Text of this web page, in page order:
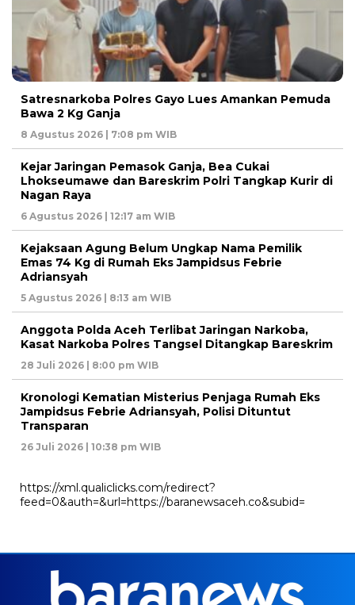
Satresnarkoba Polres Gayo Lues Amankan Pemuda
Bawa 2 Kg Ganja
8 Agustus 2026 | 7:08 pm WIB
Kejar Jaringan Pemasok Ganja, Bea Cukai
Lhokseumawe dan Bareskrim Polri Tangkap Kurir di
Nagan Raya
6 Agustus 2026 | 12:17 am WIB
Kejaksaan Agung Belum Ungkap Nama Pemilik
Emas 74 Kg di Rumah Eks Jampidsus Febrie
Adriansyah
5 Agustus 2026 | 8:13 am WIB
Anggota Polda Aceh Terlibat Jaringan Narkoba,
Kasat Narkoba Polres Tangsel Ditangkap Bareskrim
28 Juli 2026 | 8:00 pm WIB
Kronologi Kematian Misterius Penjaga Rumah Eks
Jampidsus Febrie Adriansyah, Polisi Dituntut
Transparan
26 Juli 2026 | 10:38 pm WIB
https://xml.qualiclicks.com/redirect?
feed=0&auth=&url=https://baranewsaceh.co&subid=